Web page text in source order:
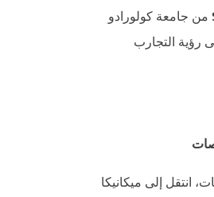
من جامعة كولورادو
رؤية التجارب
انتقل إلى ميكانيكا